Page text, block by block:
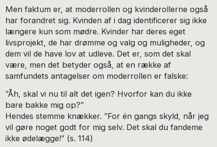
Men faktum er, at moderrollen og kvinderollerne også
har forandret sig. Kvinden af i dag identificerer sig ikke
længere kun som mødre. Kvinder har deres eget
livsprojekt, de har drømme og valg og muligheder, og
dem vil de have lov at udleve. Det er, som det skal
være, men det betyder også, at en række af
samfundets antagelser om moderrollen er falske:
”Åh, skal vi nu til alt det igen? Hvorfor kan du ikke
bare bakke mig op?”
Hendes stemme knækker. ”For én gangs skyld, når jeg
vil gøre noget godt for mig selv. Det skal du fandeme
ikke ødelægge!” (s. 114)